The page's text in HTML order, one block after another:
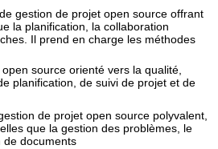
gestion de projet open source offrant
la planification, la collaboration
Il prend en charge les méthodes
source orienté vers la qualité,
planification, de suivi de projet et de
de projet open source polyvalent,
que la gestion des problèmes, le
de documents